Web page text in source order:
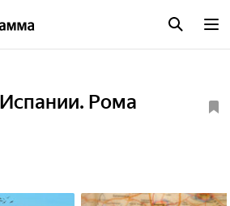
Рома